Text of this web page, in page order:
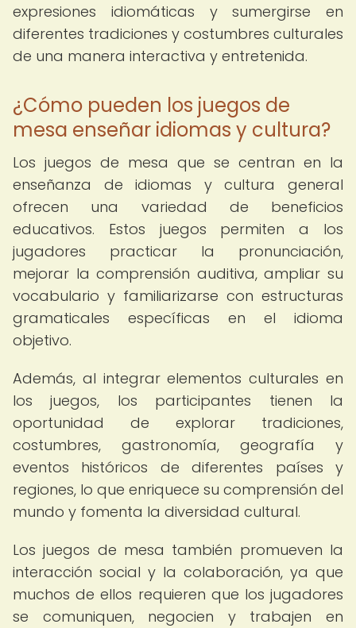
expresiones idiomáticas y sumergirse en
diferentes tradiciones y costumbres culturales
de una manera interactiva y entretenida.
¿Cómo pueden los juegos de
mesa enseñar idiomas y cultura?
Los juegos de mesa que se centran en la
enseñanza de idiomas y cultura general
ofrecen una variedad de beneficios
educativos. Estos juegos permiten a los
jugadores practicar la pronunciación,
mejorar la comprensión auditiva, ampliar su
vocabulario y familiarizarse con estructuras
gramaticales específicas en el idioma
objetivo.
Además, al integrar elementos culturales en
los juegos, los participantes tienen la
oportunidad de explorar tradiciones,
costumbres, gastronomía, geografía y
eventos históricos de diferentes países y
regiones, lo que enriquece su comprensión del
mundo y fomenta la diversidad cultural.
Los juegos de mesa también promueven la
interacción social y la colaboración, ya que
muchos de ellos requieren que los jugadores
se comuniquen, negocien y trabajen en